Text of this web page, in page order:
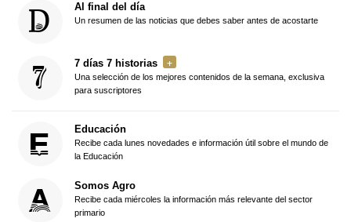
Al final del día
Un resumen de las noticias que debes saber antes de acostarte
7 días 7 historias
Una selección de los mejores contenidos de la semana, exclusiva
para suscriptores
Educación
Recibe cada lunes novedades e información útil sobre el mundo de
la Educación
Somos Agro
Recibe cada miércoles la información más relevante del sector
primario